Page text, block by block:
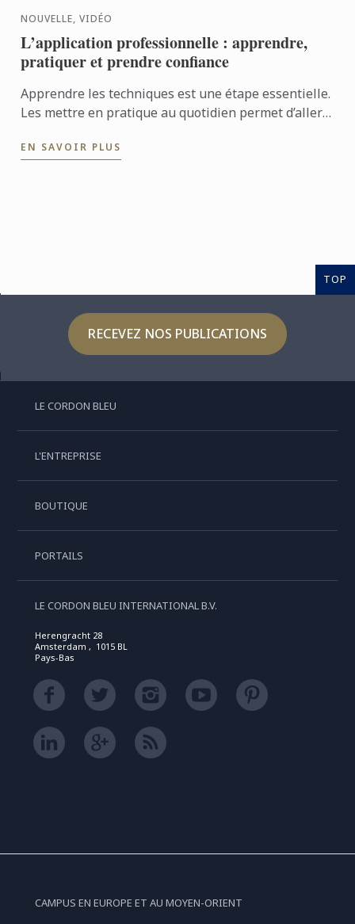
NOUVELLE, VIDÉO
L’application professionnelle : apprendre,
pratiquer et prendre confiance
Apprendre les techniques est une étape essentielle.
Les mettre en pratique au quotidien permet d’aller
les ...
EN SAVOIR PLUS
TOP
RECEVEZ NOS PUBLICATIONS
LE CORDON BLEU
L'ENTREPRISE
BOUTIQUE
PORTAILS
LE CORDON BLEU INTERNATIONAL B.V.
Herengracht 28
Amsterdam , 1015 BL
Pays-Bas
CAMPUS EN EUROPE ET AU MOYEN-ORIENT